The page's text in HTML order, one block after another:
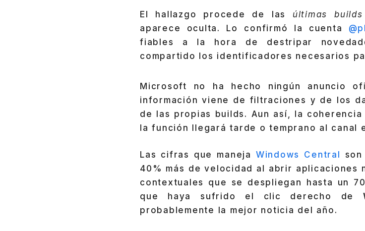
El hallazgo procede de las últimas
aparece oculta. Lo confirmó la cuenta
fiables a la hora de destripar
compartido los identificadores necesarios
Microsoft no ha hecho ningún anuncio
información viene de filtraciones y de los
de las propias builds. Aun así, la
la función llegará tarde o temprano al canal
Las cifras que maneja Windows Central
40% más de velocidad al abrir aplicaciones
contextuales que se despliegan hasta un
que haya sufrido el clic derecho de
probablemente la mejor noticia del año.